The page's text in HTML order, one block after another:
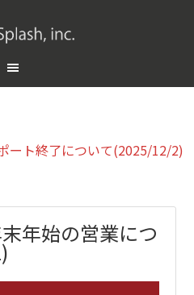
ート終了について(2025/12/2)
末年始の営業につ